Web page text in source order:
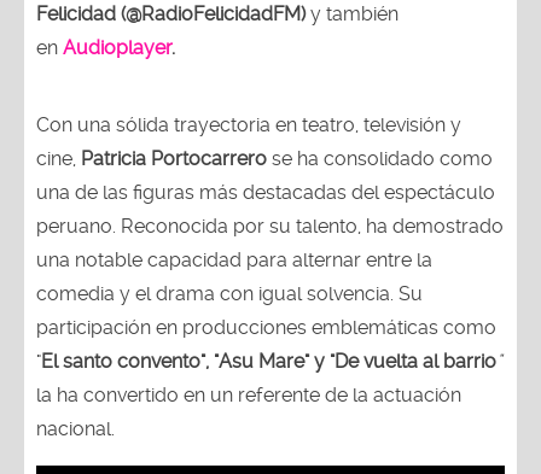
Felicidad (@RadioFelicidadFM)y también
en Audioplayer.
Con una sólida trayectoria en teatro, televisión y
cine, Patricia Portocarrero se ha consolidado como
una de las figuras más destacadas del espectáculo
peruano. Reconocida por su talento, ha demostrado
una notable capacidad para alternar entre la
comedia y el drama con igual solvencia. Su
participación en producciones emblemáticas como
"El santo convento", "Asu Mare" y "De vuelta al barrio"
la ha convertido en un referente de la actuación
nacional.